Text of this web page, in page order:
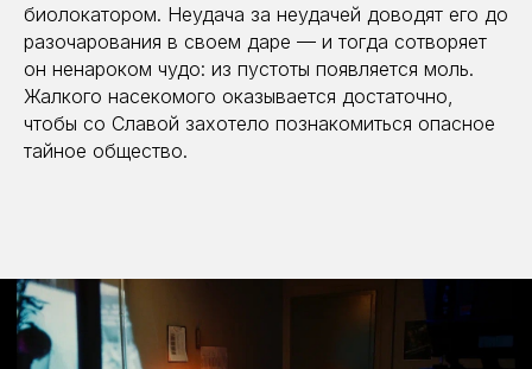
биолокатором. Неудача за неудачей доводят его до
разочарования в своем даре — и тогда сотворяет
он ненароком чудо: из пустоты появляется моль.
Жалкого насекомого оказывается достаточно,
чтобы со Славой захотело познакомиться опасное
тайное общество.